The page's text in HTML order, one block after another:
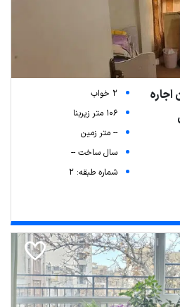
2 خواب
106 متر زیربنا
-- متر زمین
سال ساخت --
شماره طبقه: 2